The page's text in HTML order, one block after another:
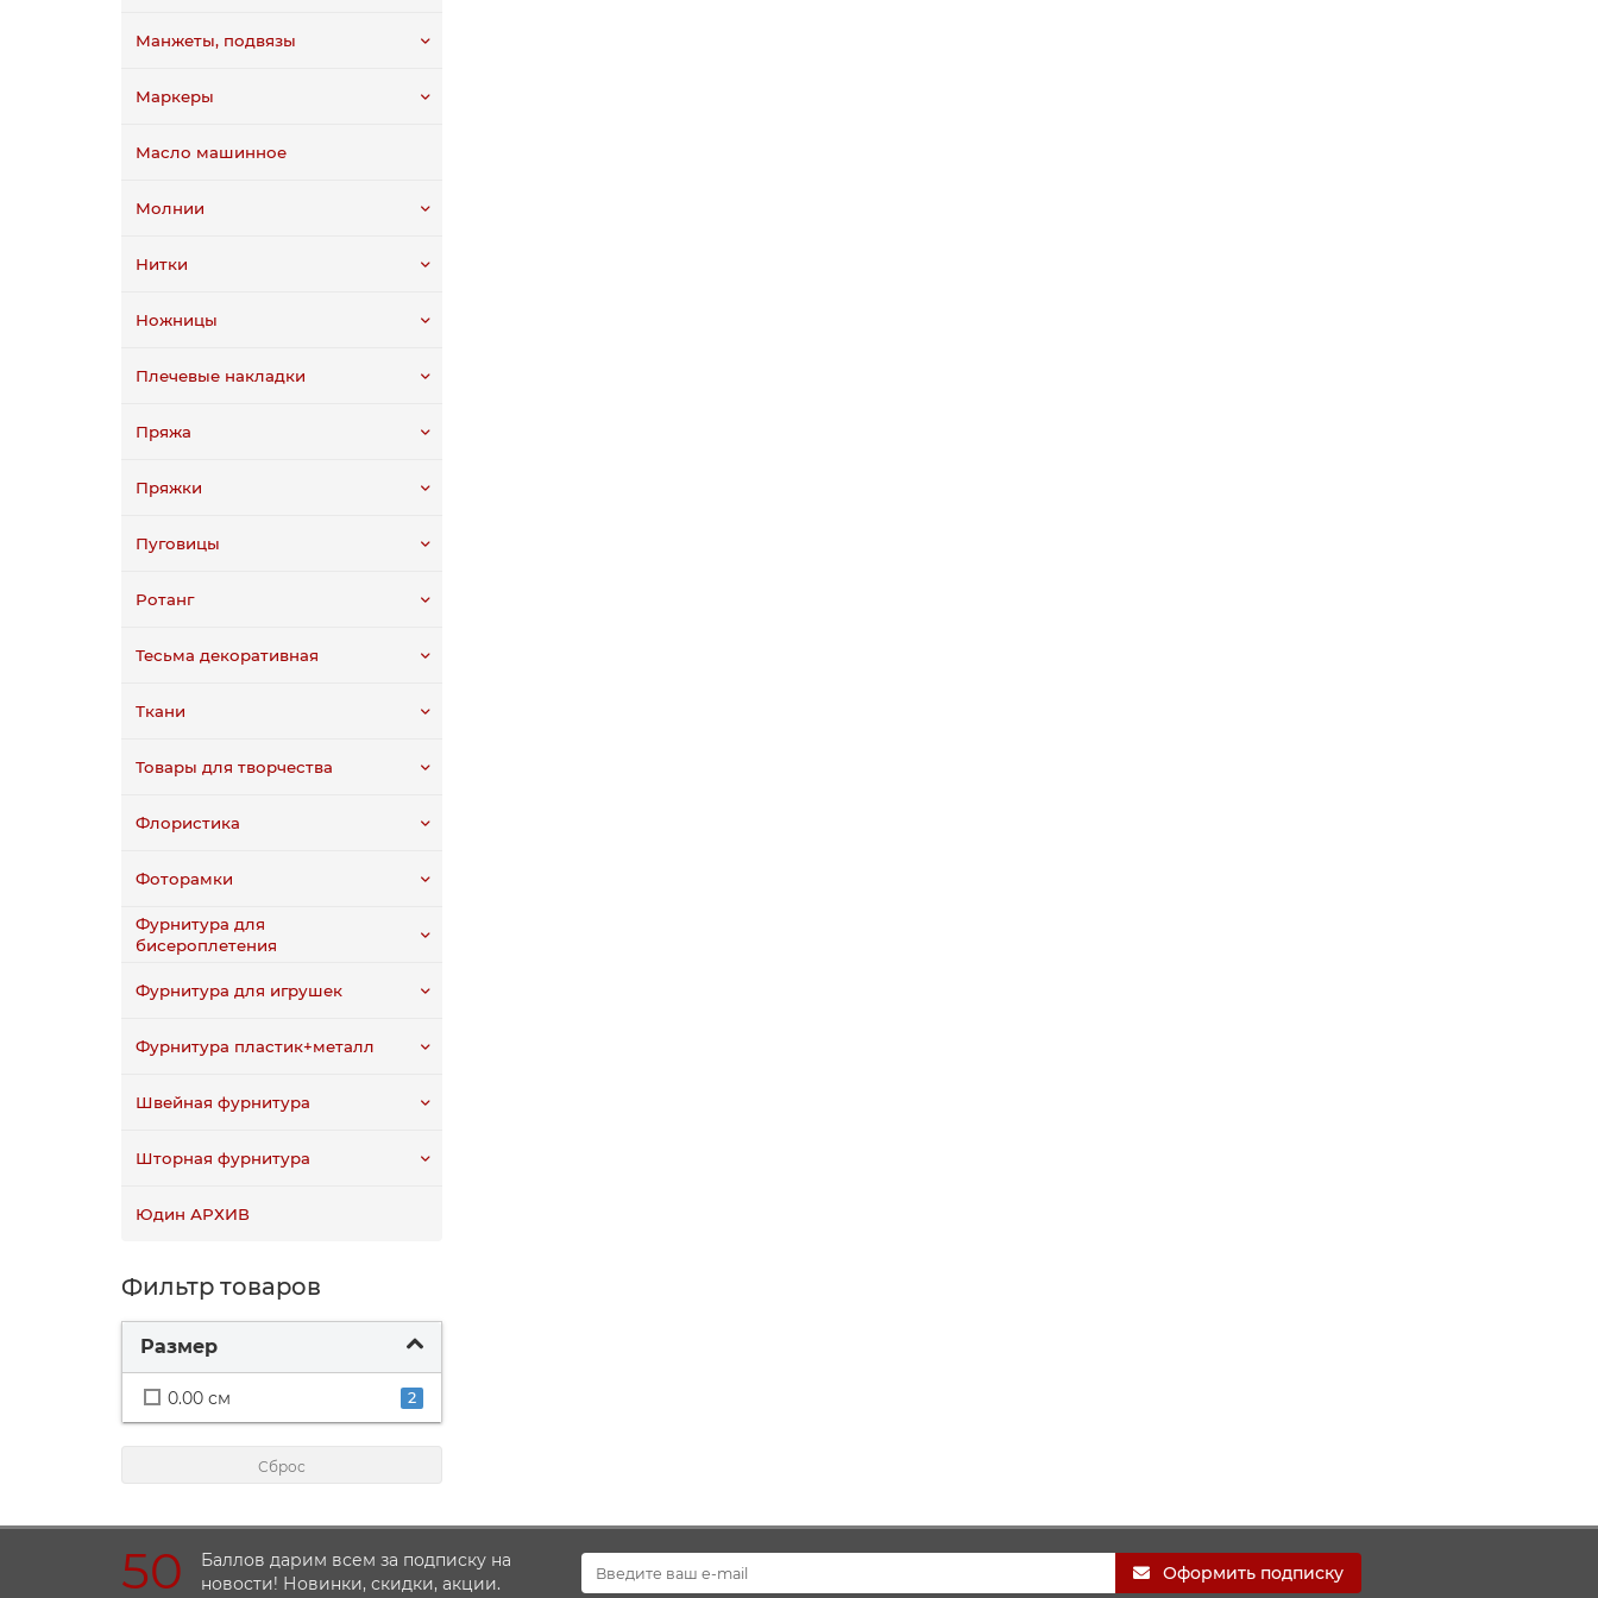
Манжеты, подвязы
Маркеры
Масло машинное
Молнии
Нитки
Ножницы
Плечевые накладки
Пряжа
Пряжки
Пуговицы
Ротанг
Тесьма декоративная
Ткани
Товары для творчества
Флористика
Фоторамки
Фурнитура для
бисероплетения
Фурнитура для игрушек
Фурнитура пластик+металл
Швейная фурнитура
Шторная фурнитура
Юдин АРХИВ
Фильтр товаров
Размер
0.00 см 2
Сброс
50
Баллов дарим всем за подписку на
новости! Новинки, скидки, акции.
Оформить подписку